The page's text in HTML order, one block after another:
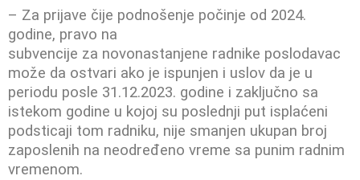
– Za prijave čije podnošenje počinje od 2024.
godine, pravo na
subvencije za novonastanjene radnike poslodavac
može da ostvari ako je ispunjen i uslov da je u
periodu posle 31.12.2023. godine i zaključno sa
istekom godine u kojoj su poslednji put isplaćeni
podsticaji tom radniku, nije smanjen ukupan broj
zaposlenih na neodređeno vreme sa punim radnim
vremenom.